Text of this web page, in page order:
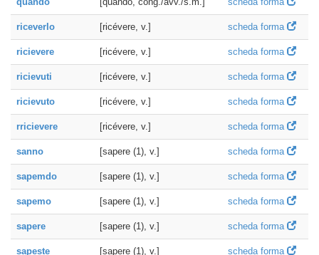
riceverlo [ricévere, v.] scheda forma
ricievere [ricévere, v.] scheda forma
ricievuti [ricévere, v.] scheda forma
ricievuto [ricévere, v.] scheda forma
rricievere [ricévere, v.] scheda forma
sanno [sapere (1), v.] scheda forma
sapemdo [sapere (1), v.] scheda forma
sapemo [sapere (1), v.] scheda forma
sapere [sapere (1), v.] scheda forma
sapeste [sapere (1), v.] scheda forma